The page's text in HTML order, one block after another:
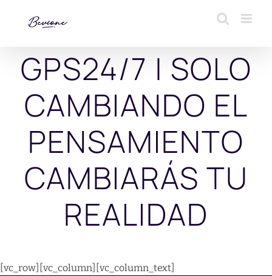
GPS24/7 | SOLO
CAMBIANDO EL
PENSAMIENTO
CAMBIARÁS TU
REALIDAD
[vc_row][vc_column][vc_column_text]